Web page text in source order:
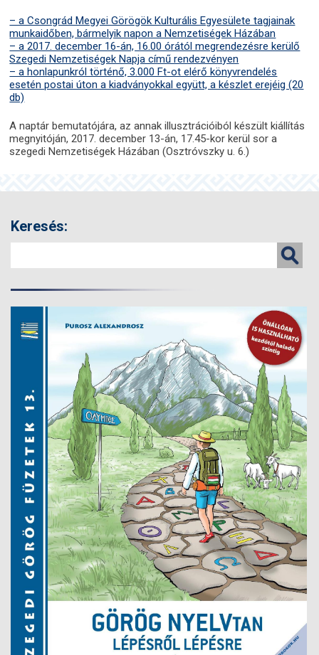
– a Csongrád Megyei Görögök Kulturális Egyesülete tagjainak
munkaidőben, bármelyik napon a Nemzetiségek Házában
– a 2017. december 16-án, 16.00 órától megrendezésre kerülő
Szegedi Nemzetiségek Napja című rendezvényen
– a honlapunkról történő, 3.000 Ft-ot elérő könyvrendelés
esetén postai úton a kiadványokkal együtt, a készlet erejéig (20
db)
A naptár bemutatójára, az annak illusztrációiból készült kiállítás
megnyitóján, 2017. december 13-án, 17.45-kor kerül sor a
szegedi Nemzetiségek Házában (Osztróvszky u. 6.)
Keresés: